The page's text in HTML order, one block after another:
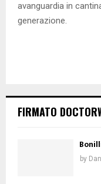
avanguardia in
generazione.
FIRMATO
by